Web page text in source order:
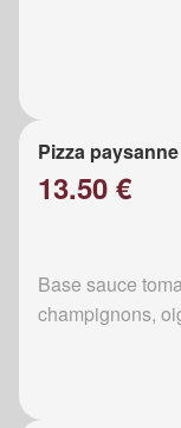
Pizza
13.50 €
Base sauce
champignons,